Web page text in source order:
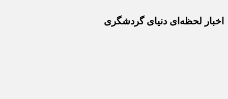
اخبار لحظه‌ای دنیای گردشگری